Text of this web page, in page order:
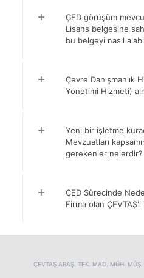
ÇED görüşüm
Lisans belgesine
bu belgeyi nasıl
Çevre Danışmanlık
Yönetimi Hizmeti)
Yeni bir işletme
Mevzuatları
gerekenler nelerdir?
ÇED Sürecinde
Firma olan
ÇEVTAŞ ARAŞ. TEK. MAD. MÜH.